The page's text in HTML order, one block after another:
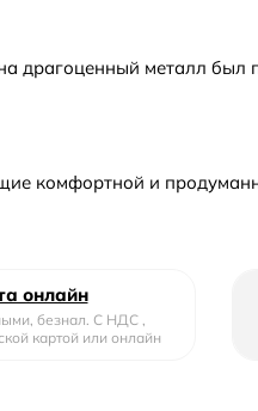
драгоценный металл был
комфортной и
онлайн
безнал. С НДС ,
картой или онлайн